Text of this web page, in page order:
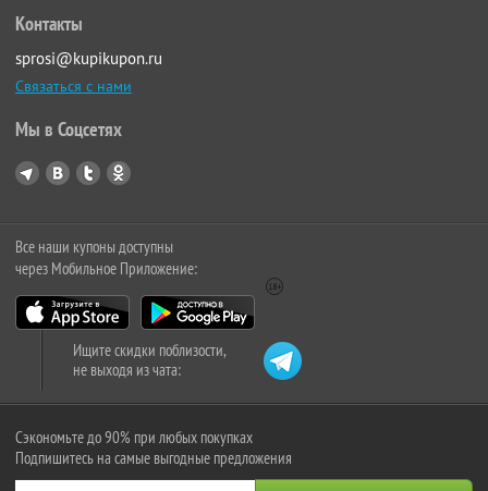
Контакты
sprosi@kupikupon.ru
Связаться с нами
Мы в Соцсетях
Все наши купоны доступны
через Мобильное Приложение:
Ищите скидки поблизости,
не выходя из чата:
Сэкономьте до 90% при любых покупках
Подпишитесь на самые выгодные предложения